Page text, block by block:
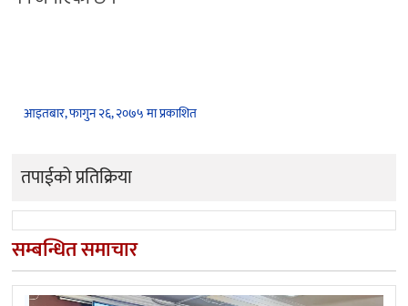
आइतबार, फागुन २६, २०७५ मा प्रकाशित
तपाईको प्रतिक्रिया
सम्बन्धित समाचार